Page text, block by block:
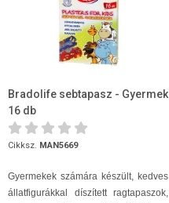
Bradolife sebtapasz - Gyermek
16 db
Cikksz. MAN5669
Gyermekek számára készült, kedves
állatfigurákkal díszített ragtapaszok,